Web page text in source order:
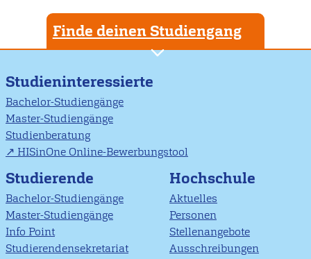
Finde deinen Studiengang
Studieninteressierte
Bachelor-Studiengänge
Master-Studiengänge
Studienberatung
HISinOne Online-Bewerbungstool
Studierende
Bachelor-Studiengänge
Master-Studiengänge
Info Point
Studierendensekretariat
Hochschule
Aktuelles
Personen
Stellenangebote
Ausschreibungen